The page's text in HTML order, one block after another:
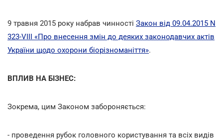
9 травня 2015 року набрав чинності Закон від 09.04.2015 N
323-VIII «Про внесення змін до деяких законодавчих актів
України щодо охорони біорізноманіття».
ВПЛИВ НА БІЗНЕС:
Зокрема, цим Законом забороняється:
- проведення рубок головного користування та всіх видів